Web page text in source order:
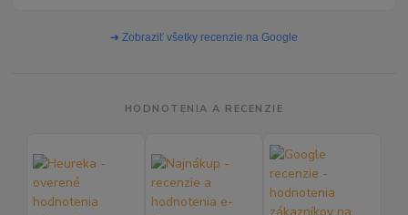
➜ Zobraziť všetky recenzie na Google
HODNOTENIA A RECENZIE